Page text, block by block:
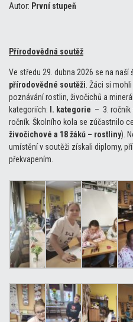
Autor: První stupeň
Přírodovědná soutěž
Ve středu 29. dubna 2026 se na naší
přírodovědné soutěži . Žáci si
poznávání rostlin, živočichů a
kategoriích: I. kategorie – 3. ročník
ročník. Školního kola se zúčastnilo
živočichové a 18 žáků – rostliny).
umístění v soutěži získali diplomy,
překvapením.